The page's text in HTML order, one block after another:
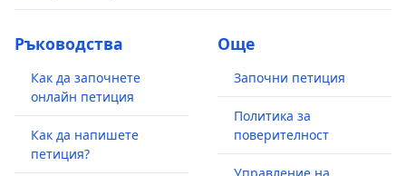
Ръководства
Как да започнете
онлайн петиция
Как да напишете
петиция?
Още
Започни петиция
Политика за
поверителност